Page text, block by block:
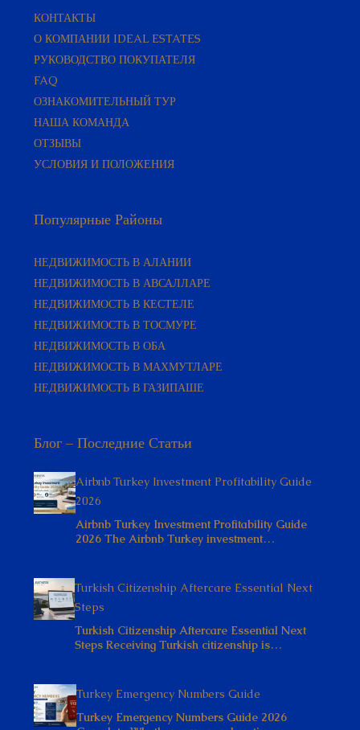
КОНТАКТЫ
О КОМПАНИИ IDEAL ESTATES
РУКОВОДСТВО ПОКУПАТЕЛЯ​
FAQ
ОЗНАКОМИТЕЛЬНЫЙ ТУР
НАША КОМАНДА
ОТЗЫВЫ
УСЛОВИЯ И ПОЛОЖЕНИЯ
Популярные Районы
НЕДВИЖИМОСТЬ В АЛАНИИ
НЕДВИЖИМОСТЬ В АВСАЛЛАРЕ
НЕДВИЖИМОСТЬ В КЕСТЕЛЕ
НЕДВИЖИМОСТЬ В ТОСМУРЕ
НЕДВИЖИМОСТЬ В ОБА
НЕДВИЖИМОСТЬ В МАХМУТЛАРЕ
НЕДВИЖИМОСТЬ В ГАЗИПАШЕ
Блог – Последние Статьи
Airbnb Turkey Investment Profitability Guide
2026
Airbnb Turkey Investment Profitability Guide
2026 The Airbnb Turkey investment…
Turkish Citizenship Aftercare Essential Next
Steps
Turkish Citizenship Aftercare Essential Next
Steps Receiving Turkish citizenship is…
Turkey Emergency Numbers Guide
Turkey Emergency Numbers Guide 2026